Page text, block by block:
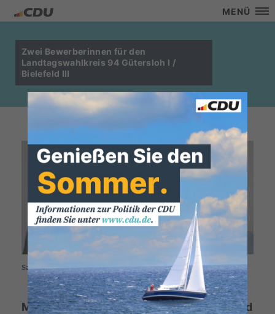
MENÜ
Zwei Bewerberinnen für den
Landtagswahlkreis 94 Gütersloh I /
Bielefeld III
Sandra Wißmann (l.) und Sybille Hülsmann-Pröbsting
Mit Sandra Wißmann aus Halle (Westf.) und